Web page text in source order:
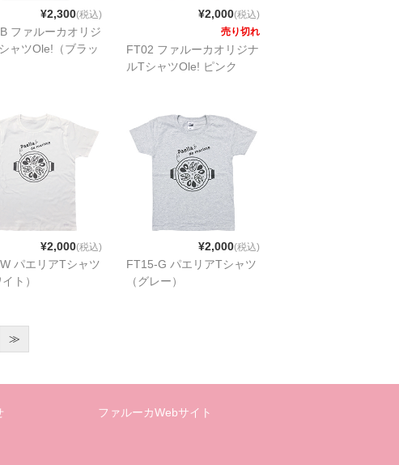
¥2,300(税込)
ファルーカオリジ
ャツOle!（ブラッ
¥2,000(税込)
売り切れ
FT02 ファルーカオリジナ
ルTシャツOle! ピンク
¥2,000(税込)
パエリアTシャツ
ト）
¥2,000(税込)
FT15-G パエリアTシャツ
（グレー）
≫
ファルーカWebサイト